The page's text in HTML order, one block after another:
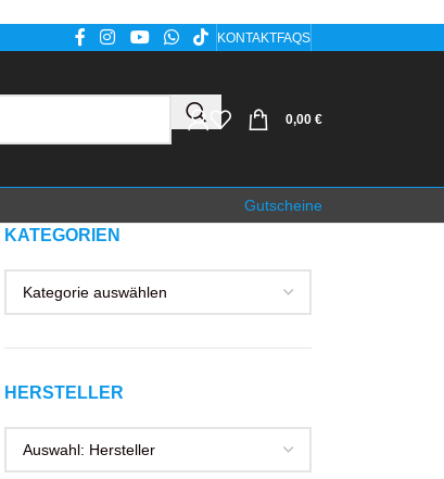
KONTAKTFAQS
0,00 €
Gutscheine
KATEGORIEN
HERSTELLER